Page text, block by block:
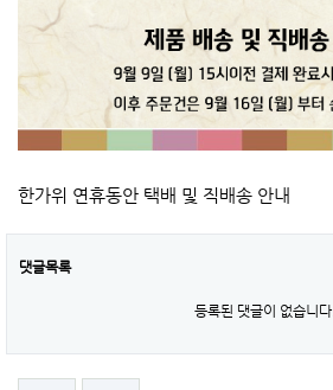
한가위 연휴동안 택배 및 직배송 안내
댓글목록
등록된 댓글이 없습니다.